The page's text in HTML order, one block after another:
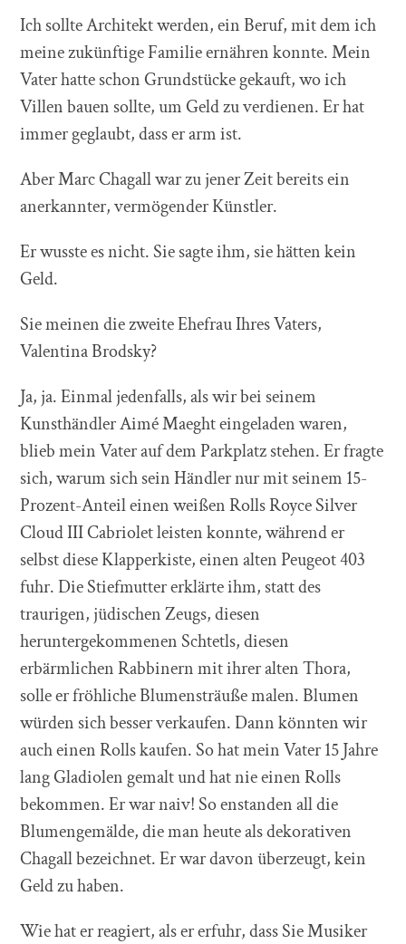
Ich sollte Architekt werden, ein Beruf, mit dem ich
meine zukünftige Familie ernähren konnte. Mein
Vater hatte schon Grundstücke gekauft, wo ich
Villen bauen sollte, um Geld zu verdienen. Er hat
immer geglaubt, dass er arm ist.
Aber Marc Chagall war zu jener Zeit bereits ein
anerkannter, vermögender Künstler.
Er wusste es nicht. Sie sagte ihm, sie hätten kein
Geld.
Sie meinen die zweite Ehefrau Ihres Vaters,
Valentina Brodsky?
Ja, ja. Einmal jedenfalls, als wir bei seinem
Kunsthändler Aimé Maeght eingeladen waren,
blieb mein Vater auf dem Parkplatz stehen. Er fragte
sich, warum sich sein Händler nur mit seinem 15-
Prozent-Anteil einen weißen Rolls Royce Silver
Cloud III Cabriolet leisten konnte, während er
selbst diese Klapperkiste, einen alten Peugeot 403
fuhr. Die Stiefmutter erklärte ihm, statt des
traurigen, jüdischen Zeugs, diesen
heruntergekommenen Schtetls, diesen
erbärmlichen Rabbinern mit ihrer alten Thora,
solle er fröhliche Blumensträuße malen. Blumen
würden sich besser verkaufen. Dann könnten wir
auch einen Rolls kaufen. So hat mein Vater 15 Jahre
lang Gladiolen gemalt und hat nie einen Rolls
bekommen. Er war naiv! So enstanden all die
Blumengemälde, die man heute als dekorativen
Chagall bezeichnet. Er war davon überzeugt, kein
Geld zu haben.
Wie hat er reagiert, als er erfuhr, dass Sie Musiker